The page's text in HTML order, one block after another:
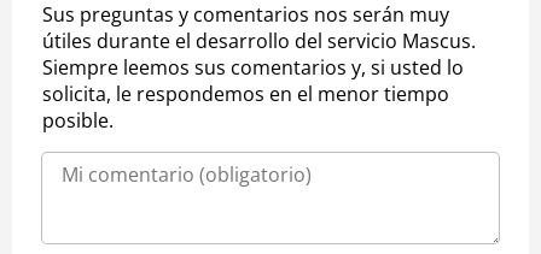
Sus preguntas y comentarios nos serán muy
útiles durante el desarrollo del servicio Mascus.
Siempre leemos sus comentarios y, si usted lo
solicita, le respondemos en el menor tiempo
posible.